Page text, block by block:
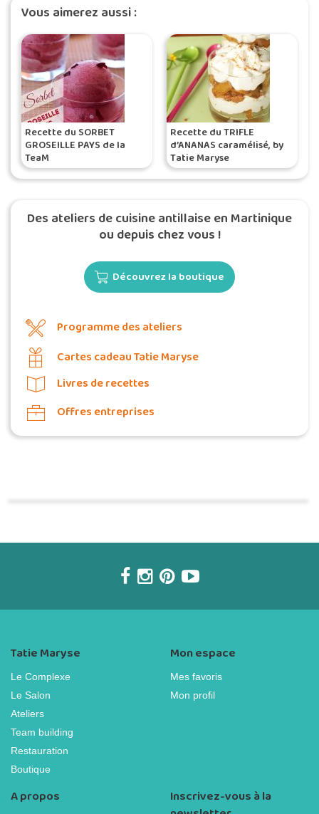
Vous aimerez aussi :
Recette du SORBET
GROSEILLE PAYS de la
TeaM
Recette du TRIFLE
d’ANANAS caramélisé, by
Tatie Maryse
Des ateliers de cuisine antillaise en Martinique
ou depuis chez vous !
Découvrez la boutique
Programme des ateliers
Cartes cadeau Tatie Maryse
Livres de recettes
Offres entreprises
Tatie Maryse
Le Complexe
Le Salon
Ateliers
Team building
Restauration
Boutique
Mon espace
Mes favoris
Mon profil
A propos
Inscrivez-vous à la